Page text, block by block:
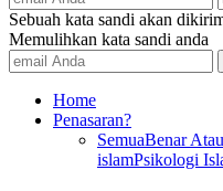
Sebuah kata sandi akan
Memulihkan kata sandi anda
Home
Penasaran?
SemuaBenar
islamPsikologi